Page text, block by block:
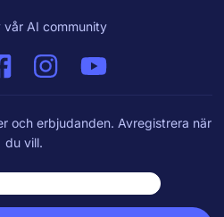
vår AI community
och erbjudanden. Avregistrera när
du vill.